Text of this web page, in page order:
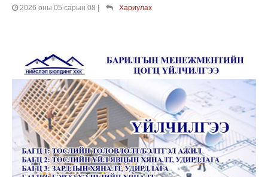
2026 оны 05 сарын 08 Хариулах